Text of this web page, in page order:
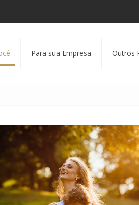
Para sua Empresa Outros